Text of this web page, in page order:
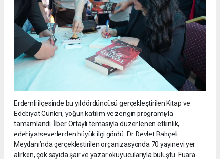
Erdemli ilçesinde bu yıl dördüncüsü gerçekleştirilen Kitap ve
Edebiyat Günleri, yoğun katılım ve zengin programıyla
tamamlandı. İlber Ortaylı temasıyla düzenlenen etkinlik,
edebiyatseverlerden büyük ilgi gördü. Dr. Devlet Bahçeli
Meydanı’nda gerçekleştirilen organizasyonda 70 yayınevi yer
alırken, çok sayıda şair ve yazar okuyucularıyla buluştu. Fuara